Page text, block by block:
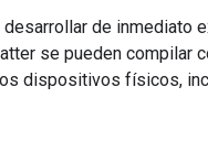
de inmediato
se pueden compilar
dispositivos físicos,